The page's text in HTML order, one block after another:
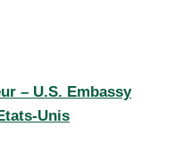
– U.S. Embassy
Unis